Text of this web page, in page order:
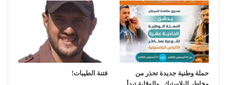
حملة وطنية جديدة تحذر من
فتنة الطيبات!